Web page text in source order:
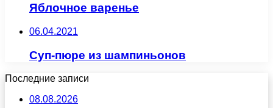
Яблочное варенье
06.04.2021
Суп-пюре из шампиньонов
Последние записи
08.08.2026